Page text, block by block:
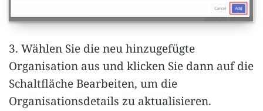
3. Wählen Sie die neu hinzugefügte
Organisation aus und klicken Sie dann auf die
Schaltfläche Bearbeiten, um die
Organisationsdetails zu aktualisieren.